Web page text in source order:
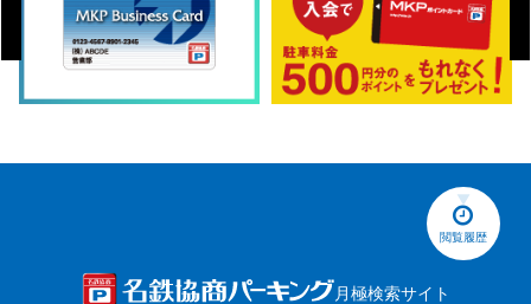
閲覧履歴
月極検索サイト